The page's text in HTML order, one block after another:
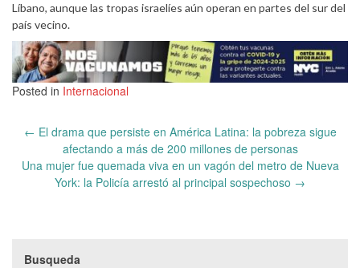
Líbano, aunque las tropas israelíes aún operan en partes del sur del
país vecino.
Posted in Internacional
Post
navigation
← El drama que persiste en América Latina: la pobreza sigue
afectando a más de 200 millones de personas
Una mujer fue quemada viva en un vagón del metro de Nueva
York: la Policía arrestó al principal sospechoso →
Busqueda